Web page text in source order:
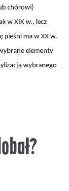
chórowi)
w XIX w., lecz
pieśni ma w XX w.
elementy
wybranego